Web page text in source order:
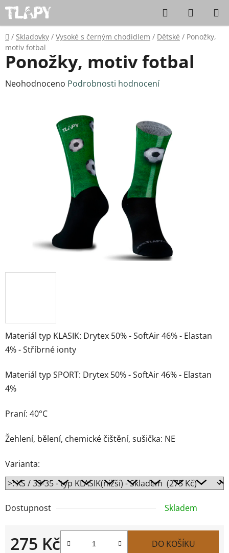
Přejít na obsah Hledat
Domů
/ Skladovky / Vysoké s černým chodidlem / Dětské / Ponožky,
motiv fotbal
Materiál typ KLASIK: Drytex 50% - SoftAir 46% - Elastan
4% - Stříbrné ionty
Materiál typ SPORT: Drytex 50% - SoftAir 46% - Elastan
4%
Praní: 40°C
Žehlení, bělení, chemické čištění, sušička: NE
Varianta:
Dostupnost Skladem
275 Kč DO KOŠÍKU
Ponožky, motiv fotbal
Průměrné hodnocení produktu je 0,0 z 5 hvězdiček.
Neohodnoceno Podrobnosti hodnocení